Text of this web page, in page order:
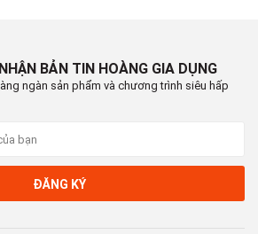
BẢN TIN HOÀNG GIA DỤNG
ngàn sản phẩm và chương trình siêu hấp
ĐĂNG KÝ